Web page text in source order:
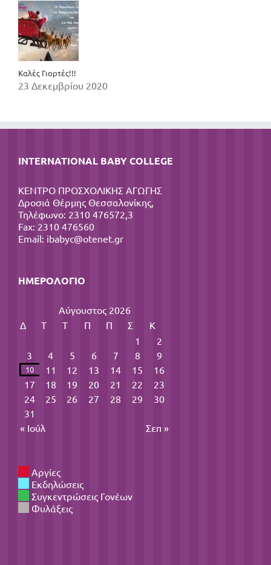
Καλές Γιορτές!!!
23 Δεκεμβρίου 2020
INTERNATIONAL BABY COLLEGE
ΚΕΝΤΡΟ ΠΡΟΣΧΟΛΙΚΗΣ ΑΓΩΓΗΣ
Δροσιά Θέρμης Θεσσαλονίκης,
Τηλέφωνο: 2310 476572,3
Fax: 2310 476560
Email: ibabyc@otenet.gr
ΗΜΕΡΟΛΌΓΙΟ
Αύγουστος 2026
Δ
Τ Τ Π Π Σ
Κ
1
2
3
4 5 6 7 8 9
10 11 12 13 14 15
16
17
18 19 20 21 22
23
24
25 26 27 28 29
30
31
« Ιούλ
Σεπ »
Αργίες
Εκδηλώσεις
Συγκεντρώσεις Γονέων
Φυλάξεις